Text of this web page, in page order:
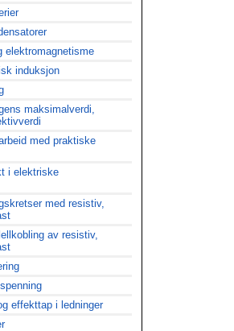
elektromagnetisme
induksjon
maksimalverdi,
med praktiske
i elektriske
med resistiv,
av resistiv,
effekttap i ledninger